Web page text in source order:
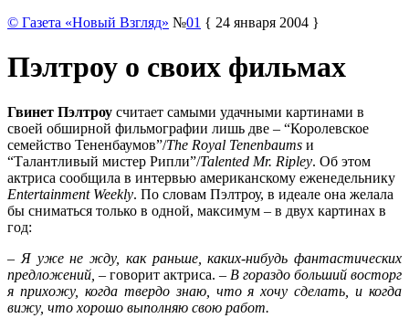
© Газета «Новый Взгляд» №01 { 24 января 2004 }
Пэлтроу о своих фильмах
Гвинет Пэлтроу считает самыми удачными картинами в
своей обширной фильмографии лишь две – “Королевское
семейство Тененбаумов”/The Royal Tenenbaums и
“Талантливый мистер Рипли”/Talented Mr. Ripley. Об этом
актриса сообщила в интервью американскому еженедельнику
Entertainment Weekly. По словам Пэлтроу, в идеале она желала
бы сниматься только в одной, максимум – в двух картинах в
год:
– Я уже не жду, как раньше, каких-нибудь фантастических
предложений, – говорит актриса. – В гораздо больший восторг
я прихожу, когда твердо знаю, что я хочу сделать, и когда
вижу, что хорошо выполняю свою работ.